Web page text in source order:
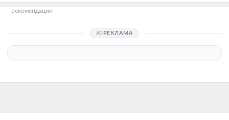
рекомендации
РЕКЛАМА